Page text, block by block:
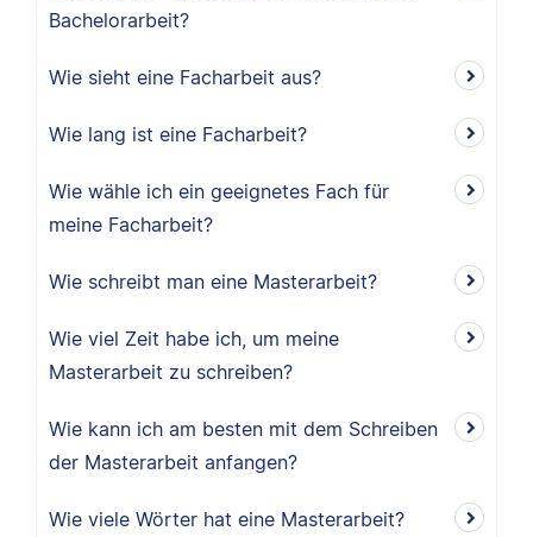
Bachelorarbeit?
Wie sieht eine Facharbeit aus?
Wie lang ist eine Facharbeit?
Wie wähle ich ein geeignetes Fach für
meine Facharbeit?
Wie schreibt man eine Masterarbeit?
Wie viel Zeit habe ich, um meine
Masterarbeit zu schreiben?
Wie kann ich am besten mit dem Schreiben
der Masterarbeit anfangen?
Wie viele Wörter hat eine Masterarbeit?